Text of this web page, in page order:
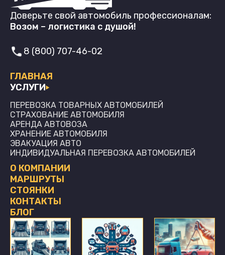
Доверьте свой автомобиль профессионалам:
Возом – логистика с душой!
ГЛАВНАЯ
УСЛУГИ
ПЕРЕВОЗКА ТОВАРНЫХ АВТОМОБИЛЕЙ
СТРАХОВАНИЕ АВТОМОБИЛЯ
АРЕНДА АВТОВОЗА
ХРАНЕНИЕ АВТОМОБИЛЯ
ЭВАКУАЦИЯ АВТО
ИНДИВИДУАЛЬНАЯ ПЕРЕВОЗКА АВТОМОБИЛЕЙ
О КОМПАНИИ
МАРШРУТЫ
СТОЯНКИ
КОНТАКТЫ
БЛОГ
8 (800) 707-46-02